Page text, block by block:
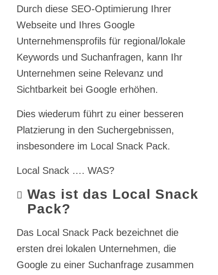
Durch diese SEO-Optimierung Ihrer
Webseite und Ihres Google
Unternehmensprofils für regional/lokale
Keywords und Suchanfragen, kann Ihr
Unternehmen seine Relevanz und
Sichtbarkeit bei Google erhöhen.
Dies wiederum führt zu einer besseren
Platzierung in den Suchergebnissen,
insbesondere im Local Snack Pack.
Local Snack …. WAS?
Was ist das Local Snack
Pack?
Das Local Snack Pack bezeichnet die
ersten drei lokalen Unternehmen, die
Google zu einer Suchanfrage zusammen